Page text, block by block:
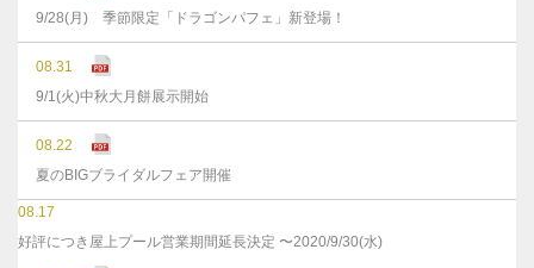
9/28(月) 季節限定「ドラゴンパフェ」新登場！
08.31
9/1(火)中秋大月餅展示開始
08.22
夏のBIGブライダルフェア開催
08.17
好評につき屋上プール営業期間延長決定 〜2020/9/30(水)